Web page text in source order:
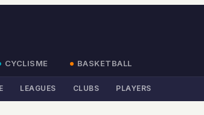
CYCLISME BASKETBALL
LEAGUES CLUBS PLAYERS